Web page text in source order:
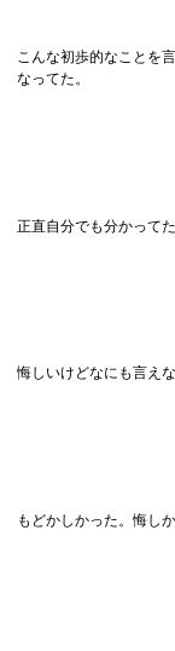
こんな初歩的なことを
なってた。
正直自分でも分かってた
悔しいけどなにも言えな
もどかしかった。悔しか